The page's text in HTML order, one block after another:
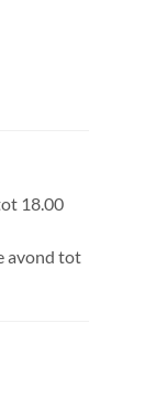
18.00
avond tot